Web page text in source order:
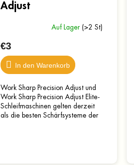
Adjust
Auf Lager (>2 St)
€3
In den Warenkorb
Work Sharp Precision Adjust und
Work Sharp Precision Adjust Elite-
Schleifmaschinen gelten derzeit
als die besten Schärfsysteme der